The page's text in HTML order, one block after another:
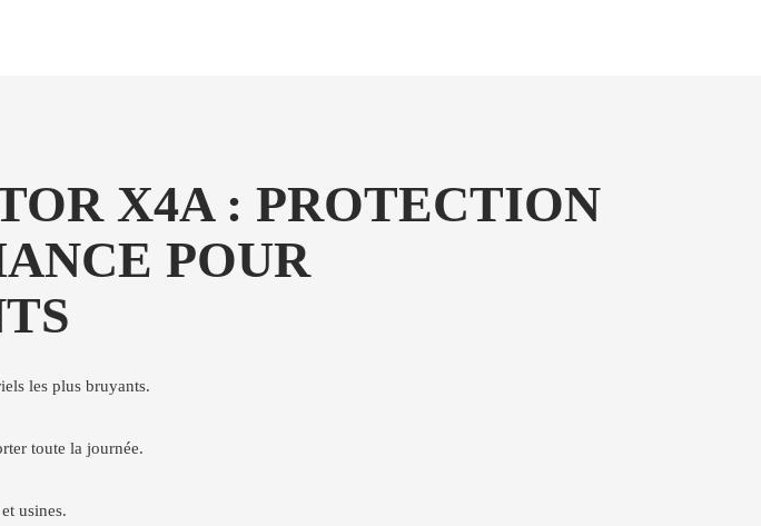
X4A : PROTECTION
POUR
les plus bruyants.
toute la journée.
usines.